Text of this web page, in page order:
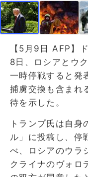
【5月9日 AFP】
8日、ロシアとウ
一時停戦すると発
捕虜交換も含まれ
待を示した。
トランプ氏は自身
ル」に投稿し、停
べ、ロシアのウラ
クライナのヴォロ